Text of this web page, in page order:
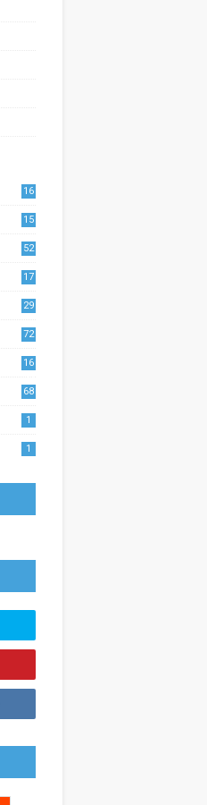
16
15
52
17
29
72
16
68
1
1